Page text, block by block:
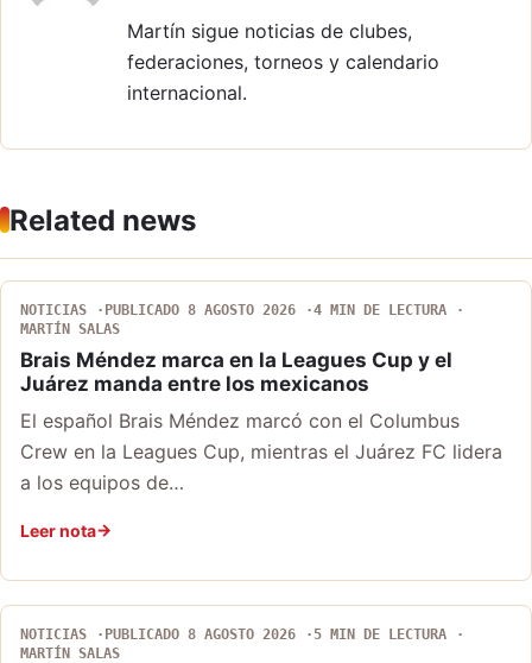
Martín sigue noticias de clubes,
federaciones, torneos y calendario
internacional.
Related news
NOTICIAS PUBLICADO 8 AGOSTO 2026
4 MIN DE LECTURA
MARTÍN SALAS
Brais Méndez marca en la Leagues Cup y el
Juárez manda entre los mexicanos
El español Brais Méndez marcó con el Columbus
Crew en la Leagues Cup, mientras el Juárez FC lidera
a los equipos de…
Leer nota
NOTICIAS PUBLICADO 8 AGOSTO 2026
5 MIN DE LECTURA
MARTÍN SALAS